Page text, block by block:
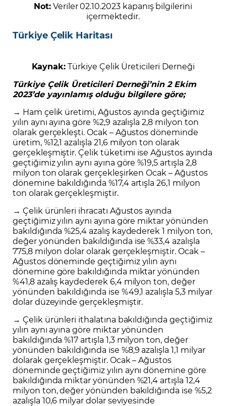
Not:Veriler 02.10.2023 kapanış bilgilerini
içermektedir.
Türkiye Çelik Haritası
Kaynak:Türkiye Çelik Üreticileri Derneği
Türkiye Çelik Üreticileri Derneği’nin 2 Ekim
2023’de yayınlamış olduğu bilgilere göre;
→ Ham çelik üretimi, Ağustos ayında geçtiğimiz
yılın aynı ayına göre %2,9 azalışla 2,8 milyon ton
olarak gerçekleşti. Ocak – Ağustos döneminde
üretim, %12,1 azalışla 21,6 milyon ton olarak
gerçekleşmiştir. Çelik tüketimi ise Ağustos ayında
geçtiğimiz yılın aynı ayına göre %19,5 artışla 2,8
milyon ton olarak gerçekleşirken Ocak – Ağustos
dönemine bakıldığında %17,4 artışla 26,1 milyon
ton olarak gerçekleşmiştir.
→ Çelik ürünleri ihracatı Ağustos ayında
geçtiğimiz yılın aynı ayına göre miktar yönünden
bakıldığında %25,4 azalış kaydederek 1 milyon ton,
değer yönünden bakıldığında ise %33,4 azalışla
775,8 milyon dolar olarak gerçekleşmiştir. Ocak –
Ağustos döneminde geçtiğimiz yılın aynı
dönemine göre bakıldığında miktar yönünden
%41,8 azalış kaydederek 6,4 milyon ton, değer
yönünden bakıldığında ise %49,1 azalışla 5,3 milyar
dolar düzeyinde gerçekleşmiştir.
→ Çelik ürünleri ithalatına bakıldığında geçtiğimiz
yılın aynı ayına göre miktar yönünden
bakıldığında %17 artışla 1,3 milyon ton, değer
yönünden bakıldığında ise %8,9 azalışla 1,1 milyar
dolarak gerçekleşmiştir. Ocak – Ağustos
döneminde geçtiğimiz yılın aynı dönemine göre
bakıldığında miktar yönünden %21,4 artışla 12,4
milyon ton, değer yönünden bakıldığında ise %5,2
azalışla 10,6 milyar dolar seviyesinde